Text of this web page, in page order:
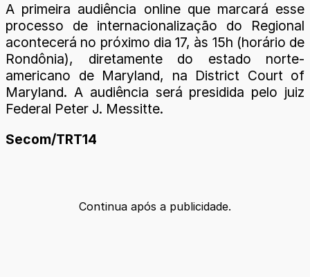
A primeira audiência online que marcará esse
processo de internacionalização do Regional
acontecerá no próximo dia 17, às 15h (horário de
Rondônia), diretamente do estado norte-
americano de Maryland, na District Court of
Maryland. A audiência será presidida pelo juiz
Federal Peter J. Messitte.
Secom/TRT14
Continua após a publicidade.